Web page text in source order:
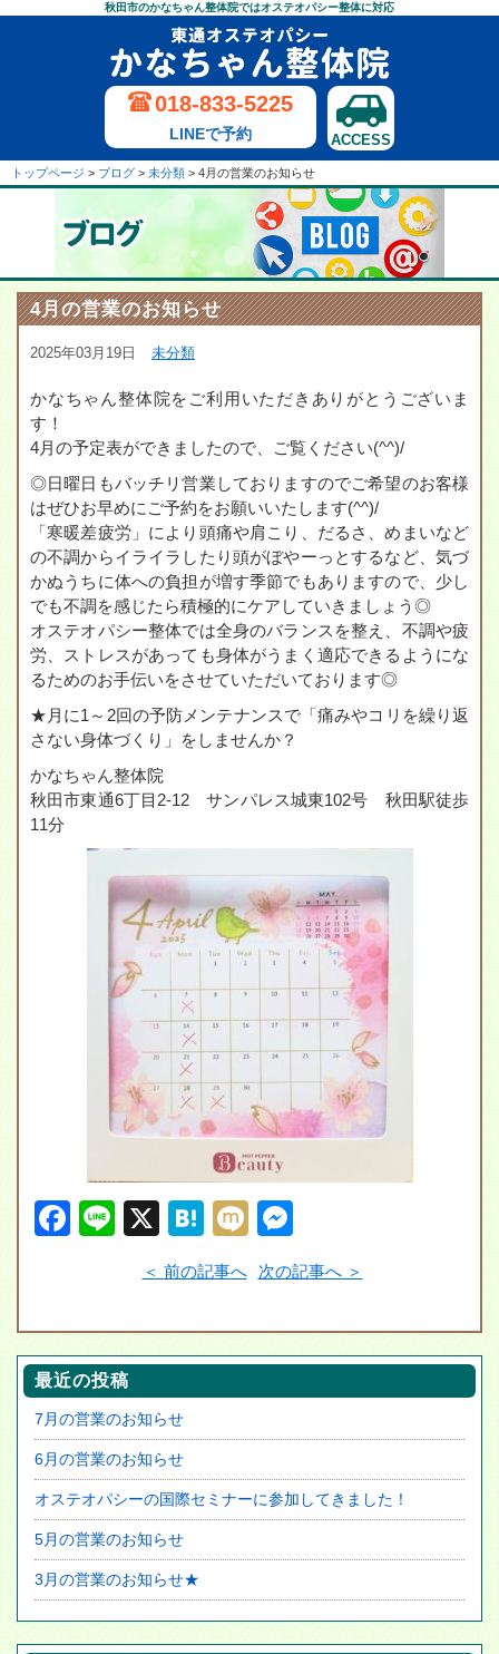
秋田市のかなちゃん整体院ではオステオパシー整体に対応
018-833-5225
LINEで予約 ACCESS
トップページ > ブログ > 未分類 > 4月の営業のお知らせ
4月の営業のお知らせ
2025年03月19日 未分類
かなちゃん整体院をご利用いただきありがとうございま
す！
4月の予定表ができましたので、ご覧ください(^^)/
◎日曜日もバッチリ営業しておりますのでご希望のお客様
はぜひお早めにご予約をお願いいたします(^^)/
「寒暖差疲労」により頭痛や肩こり、だるさ、めまいなど
の不調からイライラしたり頭がぼやーっとするなど、気づ
かぬうちに体への負担が増す季節でもありますので、少し
でも不調を感じたら積極的にケアしていきましょう◎
オステオパシー整体では全身のバランスを整え、不調や疲
労、ストレスがあっても身体がうまく適応できるようにな
るためのお手伝いをさせていただいております◎
★月に1～2回の予防メンテナンスで「痛みやコリを繰り返
さない身体づくり」をしませんか？
かなちゃん整体院
秋田市東通6丁目2-12 サンパレス城東102号 秋田駅徒歩
11分
F
e
b
o
o
k
Li
X
H
at
e
n
a
M
ixi
e
ss
e
n
g
er
前の記事へ 次の記事へ
最近の投稿
7月の営業のお知らせ
6月の営業のお知らせ
オステオパシーの国際セミナーに参加してきました！
5月の営業のお知らせ
3月の営業のお知らせ★